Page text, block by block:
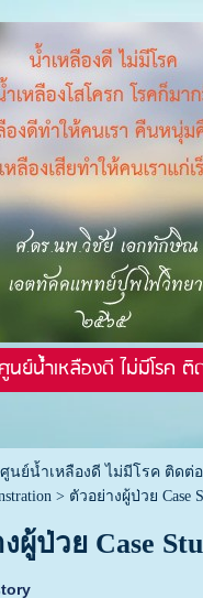
ย์น้ำเหลืองดี ไม่มีโรค
ย์น้ำเหลืองดี ไม่มีโรค ติดต่อ
> ตัวอย่างผู้ป่วย Case
ผู้ป่วย Case